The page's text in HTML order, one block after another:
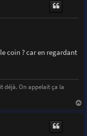
coin ? car en regardant
déjà. On appelait ça la